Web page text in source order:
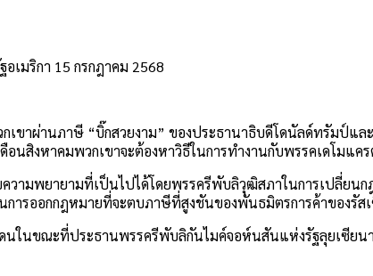
เมริกา 15 กรกฎาคม 2568
าผ่านภาษี “บิ๊กสวยงาม” ของประธานาธิบดีโดนัลด์ทรัมป์แล
นสิงหาคมพวกเขาจะต้องหาวิธีในการทำงานกับพรรคเดโมแค
วามพยายามที่เป็นไปได้โดยพรรครีพับลิวุฒิสภาในการเปลี่ยน
นการออกกฎหมายที่จะตบภาษีที่สูงชันของพันธมิตรการค้าของ
ในขณะที่ประธานพรรครีพับลิกันไมค์จอห์นสันแห่งรัฐลุยเซียน